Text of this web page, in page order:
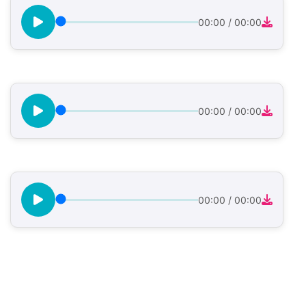
00:00 / 00:00
00:00 / 00:00
00:00 / 00:00